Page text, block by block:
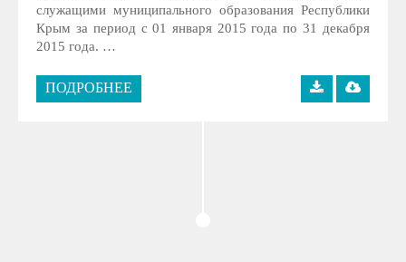
служащими муниципального образования Республики
Крым за период с 01 января 2015 года по 31 декабря
2015 года. …
ПОДРОБНЕЕ